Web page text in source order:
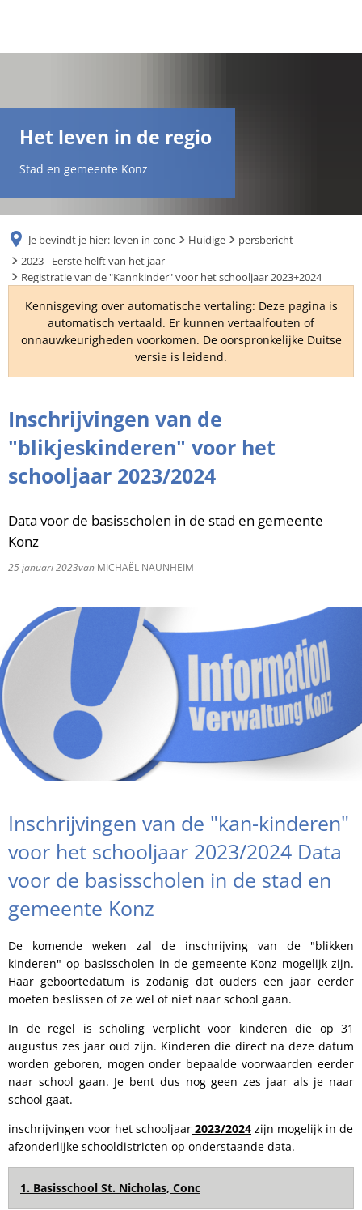
TR
UK
Het leven in de regio
Stad en gemeente Konz
Je bevindt je hier: leven in conc Huidige
persbericht
2023 - Eerste helft van het jaar
Registratie van de "Kannkinder" voor het schooljaar 2023+2024
Kennisgeving over automatische vertaling: Deze pagina is
automatisch vertaald. Er kunnen vertaalfouten of
onnauwkeurigheden voorkomen. De oorspronkelijke Duitse
versie is leidend.
Inschrijvingen van de
"blikjeskinderen" voor het
schooljaar 2023/2024
Data voor de basisscholen in de stad en gemeente
Konz
25 januari 2023van MICHAËL NAUNHEIM
Inschrijvingen van de "kan-kinderen"
voor het schooljaar 2023/2024 Data
voor de basisscholen in de stad en
gemeente Konz
De komende weken zal de inschrijving van de "blikken
kinderen" op basisscholen in de gemeente Konz mogelijk zijn.
Haar geboortedatum is zodanig dat ouders een jaar eerder
moeten beslissen of ze wel of niet naar school gaan.
In de regel is scholing verplicht voor kinderen die op 31
augustus zes jaar oud zijn. Kinderen die direct na deze datum
worden geboren, mogen onder bepaalde voorwaarden eerder
naar school gaan. Je bent dus nog geen zes jaar als je naar
school gaat.
inschrijvingen voor het schooljaar 2023/2024 zijn mogelijk in de
afzonderlijke schooldistricten op onderstaande data.
1. Basisschool St. Nicholas, Conc